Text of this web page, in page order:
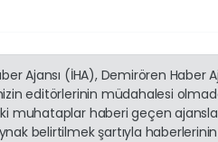
Ajansı (İHA), Demirören Haber
editörlerinin müdahalesi
muhataplar haberi geçen
belirtilmek şartıyla haberlerinin